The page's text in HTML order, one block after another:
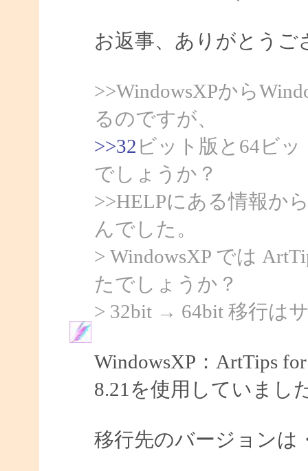
お返事、ありがとうご
>>WindowsXPから
るのですが、
>>32 ビット版と64ビ
でしょうか？
>>HELPにある情報か
んでした。
> WindowsXP では
たでしょうか？
> 32bit → 64bit 移行は
WindowsXP：ArtTips
8.21を使用していまし
移行先のバージョンは